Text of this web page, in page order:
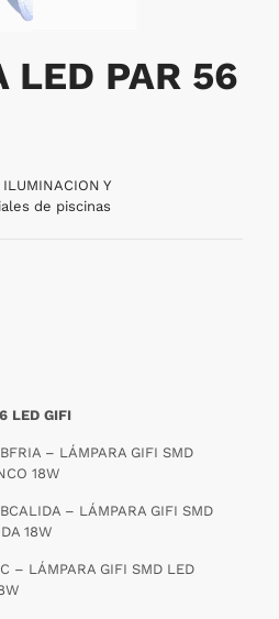
LED PAR 56
Y
de piscinas
LED GIFI
– LÁMPARA GIFI SMD
18W
– LÁMPARA GIFI SMD
18W
– LÁMPARA GIFI SMD LED